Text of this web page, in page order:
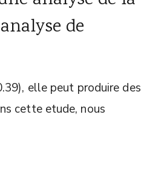
de
elle peut produire des
cette etude, nous